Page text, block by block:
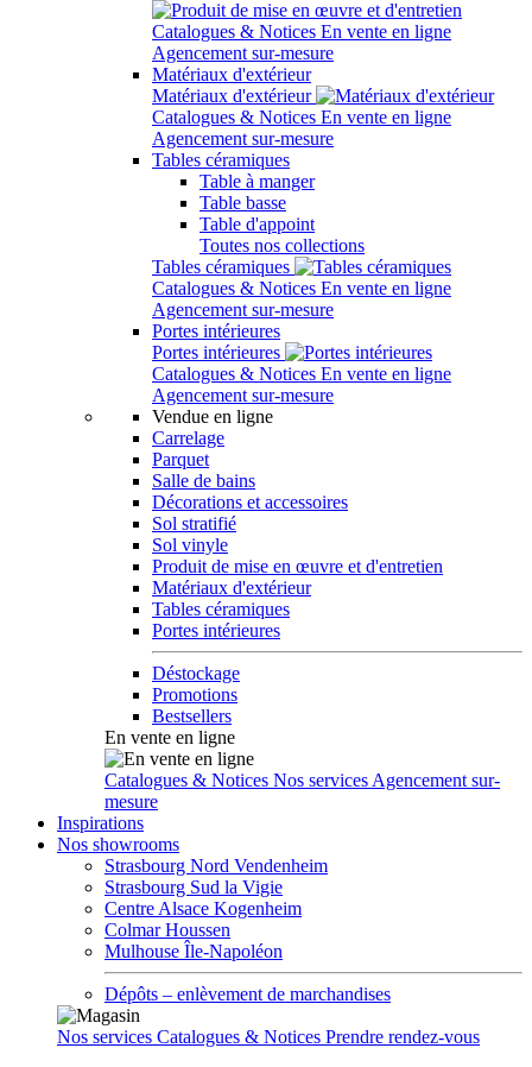
Catalogues & Notices En vente en ligne
Agencement sur-mesure
Matériaux d'extérieur
Matériaux d'extérieur
Catalogues & Notices En vente en ligne
Agencement sur-mesure
Tables céramiques
Table à manger
Table basse
Table d'appoint
Toutes nos collections
Tables céramiques
Catalogues & Notices En vente en ligne
Agencement sur-mesure
Portes intérieures
Portes intérieures
Catalogues & Notices En vente en ligne
Agencement sur-mesure
Vendue en ligne
Carrelage
Parquet
Salle de bains
Décorations et accessoires
Sol stratifié
Sol vinyle
Produit de mise en œuvre et d'entretien
Matériaux d'extérieur
Tables céramiques
Portes intérieures
Déstockage
Promotions
Bestsellers
En vente en ligne
Catalogues & Notices Nos services Agencement sur-
mesure
Inspirations
Nos showrooms
Strasbourg Nord Vendenheim
Strasbourg Sud la Vigie
Centre Alsace Kogenheim
Colmar Houssen
Mulhouse Île-Napoléon
Dépôts – enlèvement de marchandises
Nos services Catalogues & Notices Prendre rendez-vous